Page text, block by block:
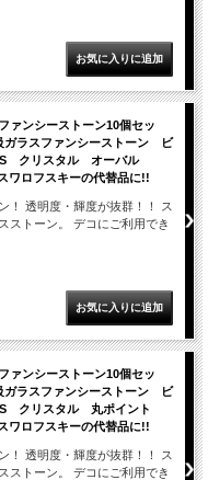
ァンシーストーン10個セッ
ガラスファンシーストーン ビ
クリスタル オーバル
ロフスキーの代替品に!!
！ 透明度・輝度が抜群！！ ス
ストーン。 デコにご利用でき
ァンシーストーン10個セッ
ガラスファンシーストーン ビ
クリスタル 丸ポイント
ロフスキーの代替品に!!
！ 透明度・輝度が抜群！！ ス
ストーン。 デコにご利用でき